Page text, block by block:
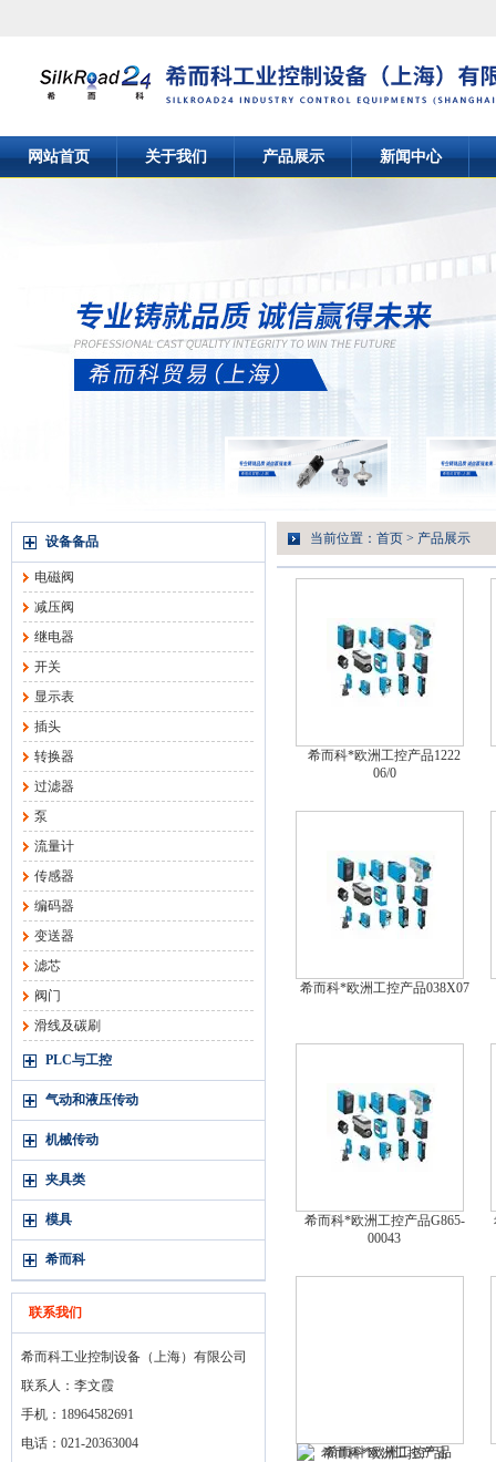
网站首页 关于我们 产品展示 新闻中心
设备备品
电磁阀
减压阀
继电器
开关
显示表
插头
转换器
过滤器
泵
流量计
传感器
编码器
变送器
滤芯
阀门
滑线及碳刷
PLC与工控
气动和液压传动
机械传动
夹具类
模具
希而科
联系我们
希而科工业控制设备（上海）有限公司
联系人：李文霞
手机：18964582691
电话：021-20363004
当前位置： 首页 > 产品展示
希而科*欧洲工控产品1222
06/0
希而科*欧洲工控产品038X07
希而科*欧洲工控产品G865-
00043
希而科*欧洲工控产品